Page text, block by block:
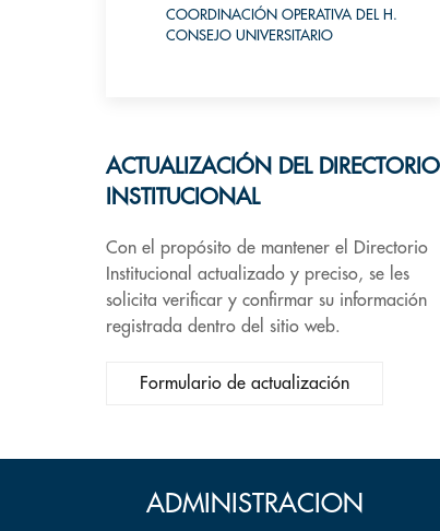
COORDINACIÓN OPERATIVA DEL H.
CONSEJO UNIVERSITARIO
ACTUALIZACIÓN DEL DIRECTORIO
INSTITUCIONAL
Con el propósito de mantener el Directorio
Institucional actualizado y preciso, se les
solicita verificar y confirmar su información
registrada dentro del sitio web.
Formulario de actualización
ADMINISTRACION